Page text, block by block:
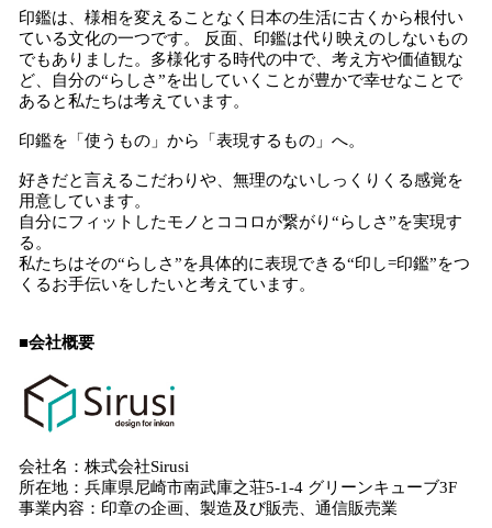
印鑑は、様相を変えることなく日本の生活に古くから根付い
ている文化の一つです。 反面、印鑑は代り映えのしないもの
でもありました。多様化する時代の中で、考え方や価値観な
ど、自分の“らしさ”を出していくことが豊かで幸せなことで
あると私たちは考えています。
印鑑を「使うもの」から「表現するもの」へ。
好きだと言えるこだわりや、無理のないしっくりくる感覚を
用意しています。
自分にフィットしたモノとココロが繋がり“らしさ”を実現す
る。
私たちはその“らしさ”を具体的に表現できる“印し=印鑑”をつ
くるお手伝いをしたいと考えています。
■会社概要
会社名：株式会社Sirusi
所在地：兵庫県尼崎市南武庫之荘5-1-4 グリーンキューブ3F
事業内容：印章の企画、製造及び販売、通信販売業